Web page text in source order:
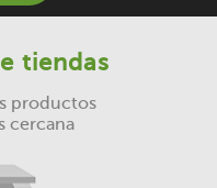
tiendas
productos
cercana